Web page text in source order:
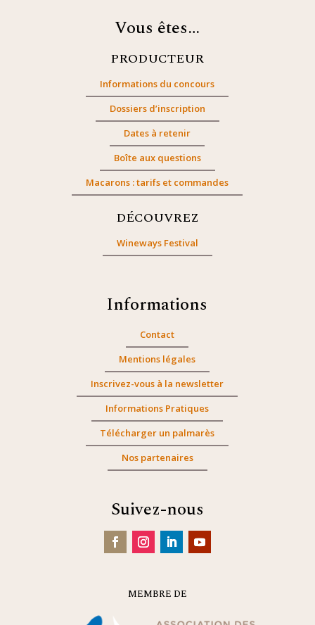
Vous êtes…
PRODUCTEUR
Informations du concours
Dossiers d’inscription
Dates à retenir
Boîte aux questions
Macarons : tarifs et commandes
DÉCOUVREZ
Wineways Festival
Informations
Contact
Mentions légales
Inscrivez-vous à la newsletter
Informations Pratiques
Télécharger un palmarès
Nos partenaires
Suivez-nous
MEMBRE DE